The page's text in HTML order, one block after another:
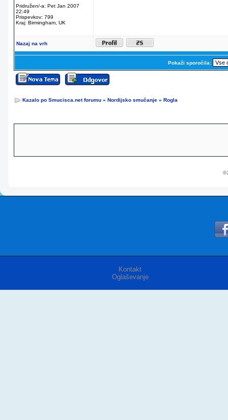
Pridružen/-a: Pet Jan 2007
22:49
Prispevkov: 799
Kraj: Birmingham, UK
Nazaj na vrh
Pokaži sporočila:
Kazalo po Smucisca.net forumu » Nordijsko smučanje » Rogla
©
Kontakt
Oglaševanje